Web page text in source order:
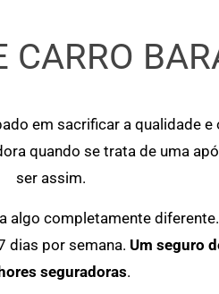
em sacrificar a qualidade
quando se trata de uma
ser assim.
completamente
dias por semana. Um seguro
seguradoras.